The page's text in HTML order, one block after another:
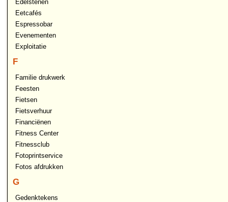
Edelstenen
Eetcafés
Espressobar
Evenementen
Exploitatie
F
Familie drukwerk
Feesten
Fietsen
Fietsverhuur
Financiënen
Fitness Center
Fitnessclub
Fotoprintservice
Fotos afdrukken
G
Gedenktekens